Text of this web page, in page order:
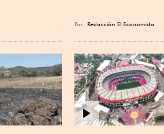
Por Redacción El Economista